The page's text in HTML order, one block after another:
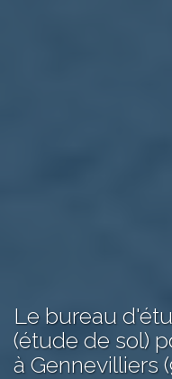
Le bureau
(étude de sol)
à Gennevilliers